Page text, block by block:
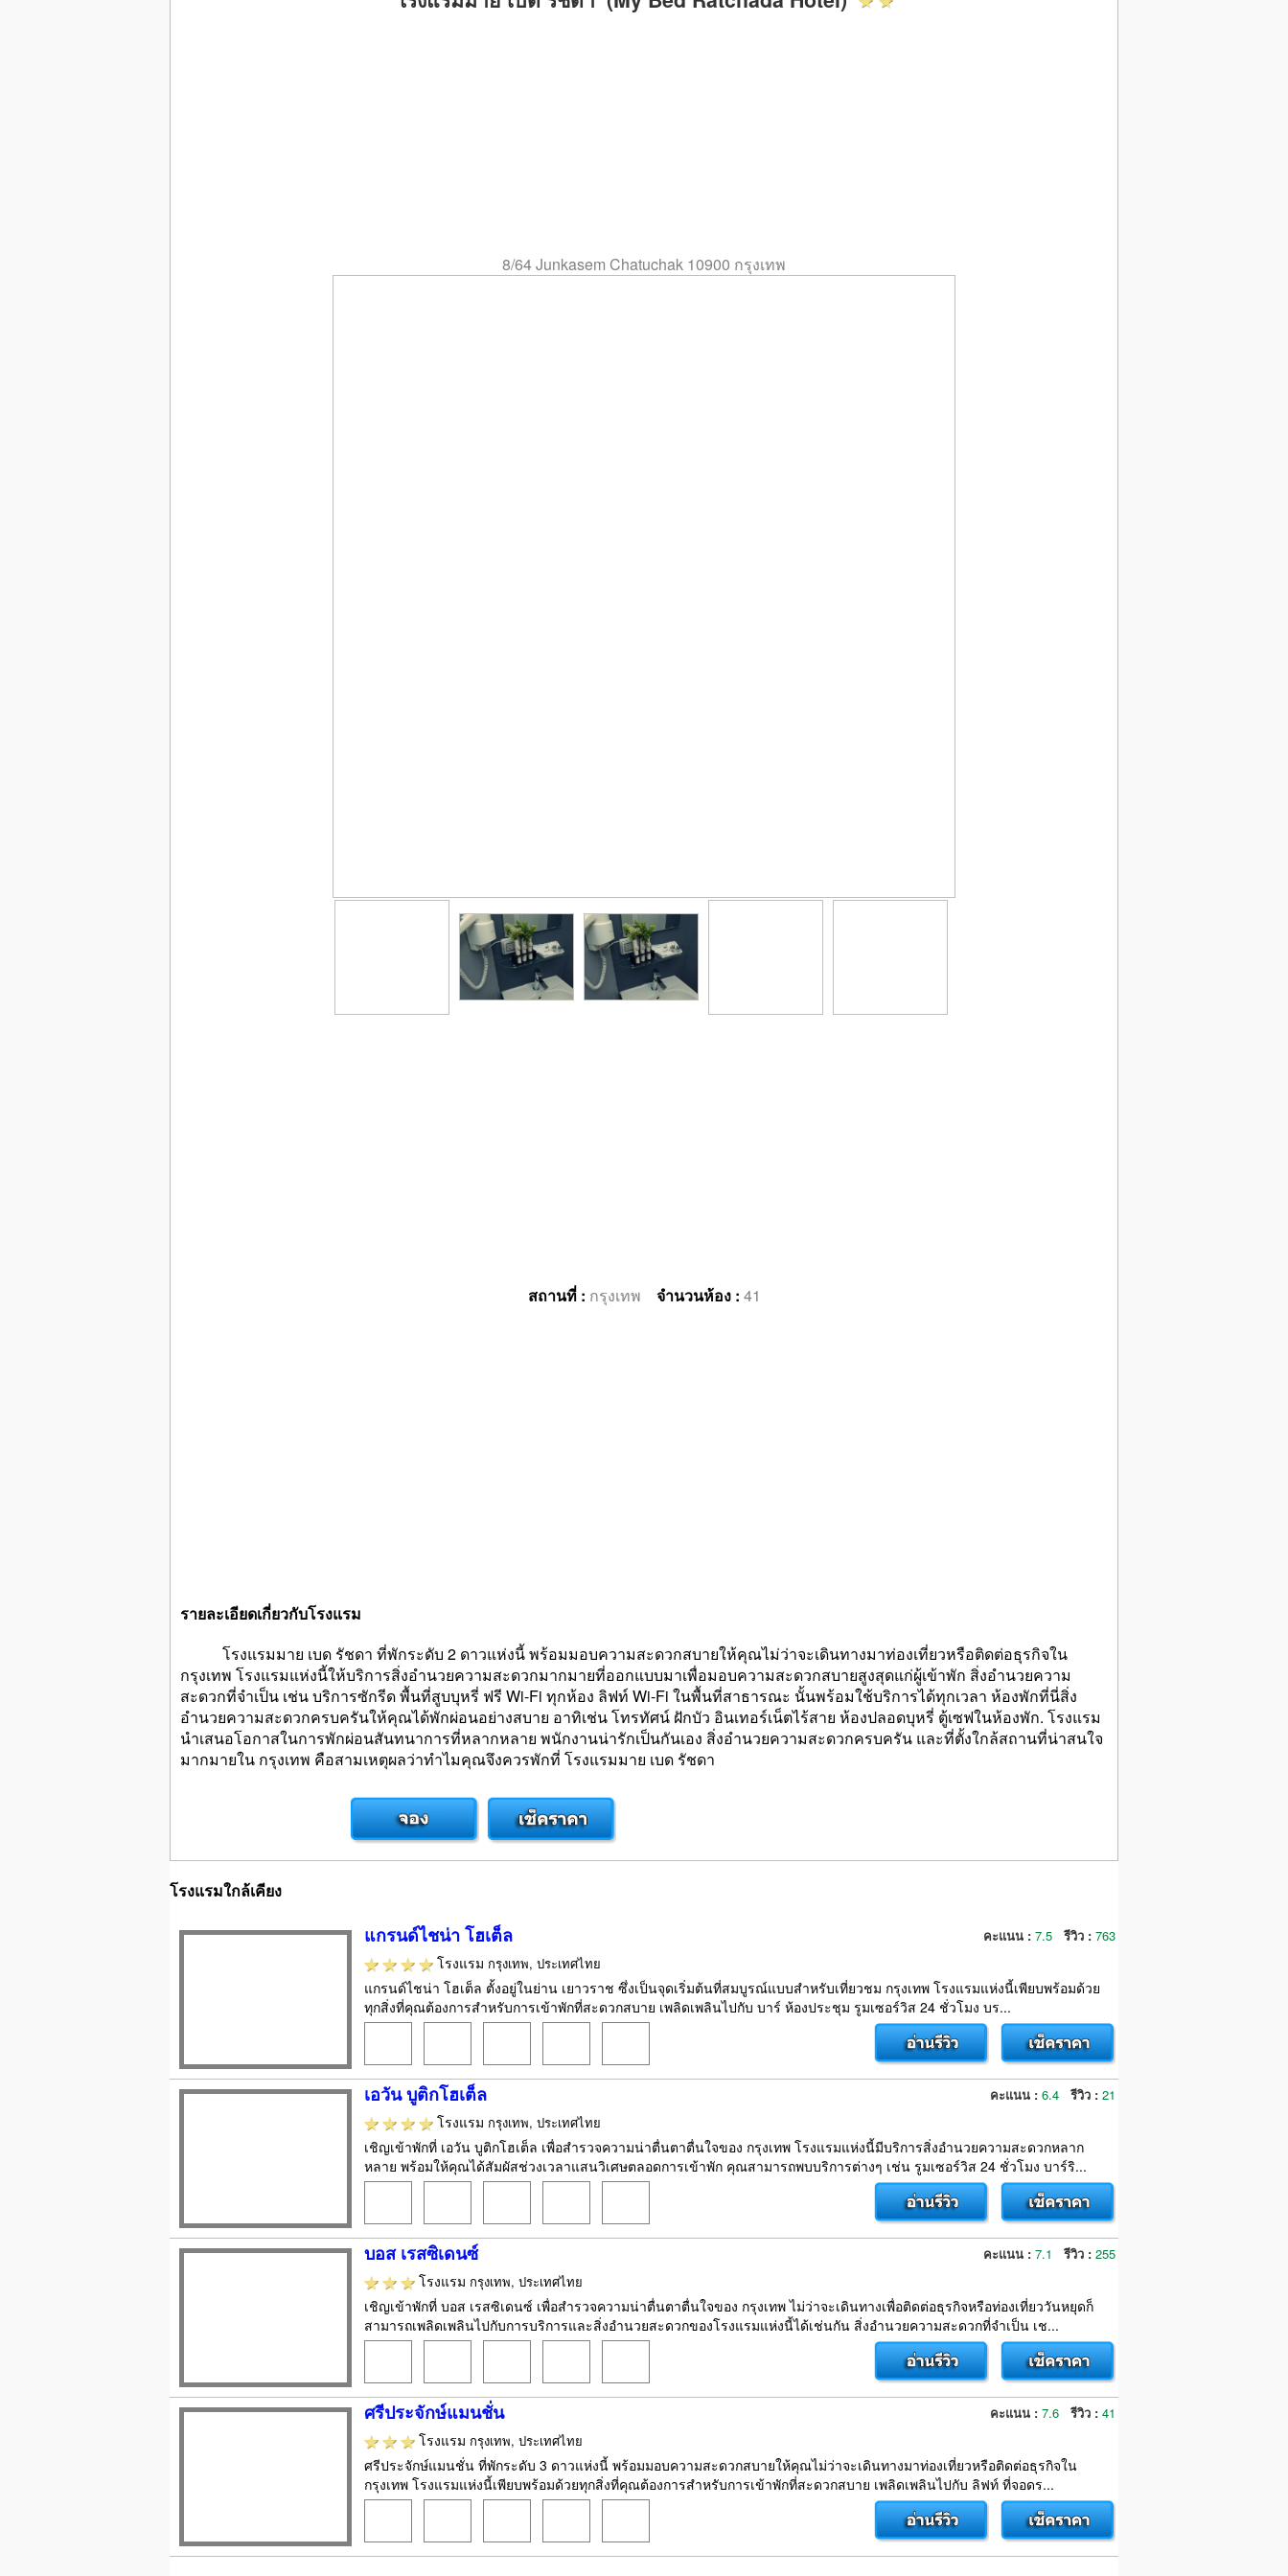
8/64 Junkasem Chatuchak 10900 กรุงเทพ
สถานที่ : กรุงเทพ จำนวนห้อง : 41
รายละเอียดเกี่ยวกับโรงแรม
โรงแรมมาย เบด รัชดา ที่พักระดับ 2 ดาวแห่งนี้ พร้อมมอบความสะดวกสบายให้คุณไม่ว่าจะเดินทางมาท่องเที่ยวหรือติดต่อธุรกิจใน
กรุงเทพ โรงแรมแห่งนี้ให้บริการสิ่งอำนวยความสะดวกมากมายที่ออกแบบมาเพื่อมอบความสะดวกสบายสูงสุดแก่ผู้เข้าพัก สิ่งอำนวยความ
สะดวกที่จำเป็น เช่น บริการซักรีด พื้นที่สูบบุหรี่ ฟรี Wi-Fi ทุกห้อง ลิฟท์ Wi-Fi ในพื้นที่สาธารณะ นั้นพร้อมใช้บริการได้ทุกเวลา ห้องพักที่นี่สิ่ง
อำนวยความสะดวกครบครันให้คุณได้พักผ่อนอย่างสบาย อาทิเช่น โทรทัศน์ ฝักบัว อินเทอร์เน็ตไร้สาย ห้องปลอดบุหรี่ ตู้เซฟในห้องพัก. โรงแรม
นำเสนอโอกาสในการพักผ่อนสันทนาการที่หลากหลาย พนักงานน่ารักเป็นกันเอง สิ่งอำนวยความสะดวกครบครัน และที่ตั้งใกล้สถานที่น่าสนใจ
มากมายใน กรุงเทพ คือสามเหตุผลว่าทำไมคุณจึงควรพักที่ โรงแรมมาย เบด รัชดา
โรงแรมใกล้เคียง
แกรนด์ไชน่า โฮเต็ล คะแนน : 7.5 รีวิว : 763
โรงแรม กรุงเทพ, ประเทศไทย
แกรนด์ไชน่า โฮเต็ล ตั้งอยู่ในย่าน เยาวราช ซึ่งเป็นจุดเริ่มต้นที่สมบูรณ์แบบสำหรับเที่ยวชม กรุงเทพ โรงแรมแห่งนี้เพียบพร้อมด้วย
ทุกสิ่งที่คุณต้องการสำหรับการเข้าพักที่สะดวกสบาย เพลิดเพลินไปกับ บาร์ ห้องประชุม รูมเซอร์วิส 24 ชั่วโมง บร...
เอวัน บูติกโฮเต็ล คะแนน : 6.4 รีวิว : 21
โรงแรม กรุงเทพ, ประเทศไทย
เชิญเข้าพักที่ เอวัน บูติกโฮเต็ล เพื่อสำรวจความน่าตื่นตาตื่นใจของ กรุงเทพ โรงแรมแห่งนี้มีบริการสิ่งอำนวยความสะดวกหลาก
หลาย พร้อมให้คุณได้สัมผัสช่วงเวลาแสนวิเศษตลอดการเข้าพัก คุณสามารถพบบริการต่างๆ เช่น รูมเซอร์วิส 24 ชั่วโมง บาร์ริ...
บอส เรสซิเดนซ์ คะแนน : 7.1 รีวิว : 255
โรงแรม กรุงเทพ, ประเทศไทย
เชิญเข้าพักที่ บอส เรสซิเดนซ์ เพื่อสำรวจความน่าตื่นตาตื่นใจของ กรุงเทพ ไม่ว่าจะเดินทางเพื่อติดต่อธุรกิจหรือท่องเที่ยววันหยุดก็
สามารถเพลิดเพลินไปกับการบริการและสิ่งอำนวยสะดวกของโรงแรมแห่งนี้ได้เช่นกัน สิ่งอำนวยความสะดวกที่จำเป็น เช...
ศรีประจักษ์แมนชั่น คะแนน : 7.6 รีวิว : 41
โรงแรม กรุงเทพ, ประเทศไทย
ศรีประจักษ์แมนชั่น ที่พักระดับ 3 ดาวแห่งนี้ พร้อมมอบความสะดวกสบายให้คุณไม่ว่าจะเดินทางมาท่องเที่ยวหรือติดต่อธุรกิจใน
กรุงเทพ โรงแรมแห่งนี้เพียบพร้อมด้วยทุกสิ่งที่คุณต้องการสำหรับการเข้าพักที่สะดวกสบาย เพลิดเพลินไปกับ ลิฟท์ ที่จอดร...